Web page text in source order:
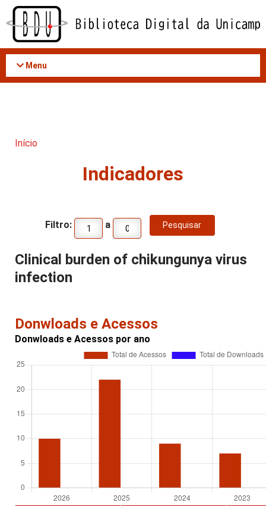
Acessar
conteúdo
Menu
Início
Indicadores
Filtro: a
Clinical burden of chikungunya virus
infection
Donwloads e Acessos
Donwloads e Acessos por ano